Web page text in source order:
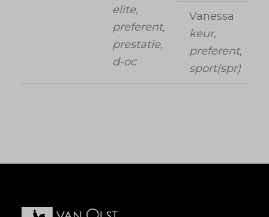
elite,
preferent,
prestatie,
d-oc
Vanessa
keur,
preferent,
sport(spr)